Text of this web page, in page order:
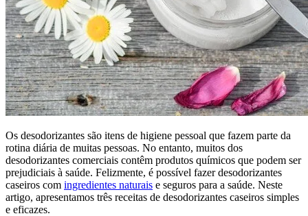
Os desodorizantes são itens de higiene pessoal que fazem parte da
rotina diária de muitas pessoas. No entanto, muitos dos
desodorizantes comerciais contêm produtos químicos que podem ser
prejudiciais à saúde. Felizmente, é possível fazer desodorizantes
caseiros com ingredientes naturais e seguros para a saúde. Neste
artigo, apresentamos três receitas de desodorizantes caseiros simples
e eficazes.